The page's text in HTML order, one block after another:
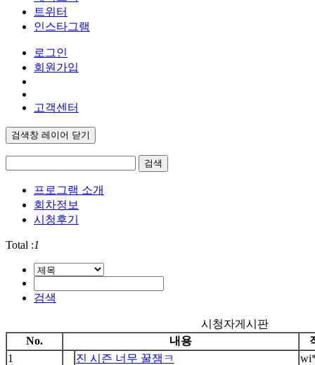
트위터
인스타그램
로그인
회원가입
고객센터
검색창 레이어 닫기
검색
프로그램 소개
회차정보
시청후기
Total :1
검색
시청자게시판
No.
내용
1
진 시즌 너무 꿀잼ㅋ